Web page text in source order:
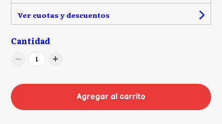
Ver cuotas y descuentos
Cantidad
1
Agregar al carrito